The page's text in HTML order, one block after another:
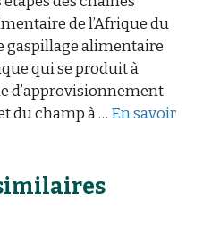
de l’Afrique du
gaspillage alimentaire
qui se produit à
d’approvisionnement
du champ à … En savoir